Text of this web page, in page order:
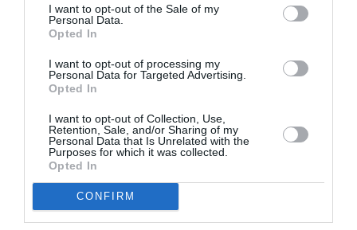
I want to opt-out of the Sale of my
Personal Data.
Opted In
I want to opt-out of processing my
Personal Data for Targeted Advertising.
Opted In
I want to opt-out of Collection, Use,
Retention, Sale, and/or Sharing of my
Personal Data that Is Unrelated with the
Purposes for which it was collected.
Opted In
CONFIRM
Rizea a inventat mărţişorul politic
Următorul articol
Stranierii în criză: Diaspora primeşte
mâncare de acasă
AȚI PUTEA DORI DE
ASEMENEA